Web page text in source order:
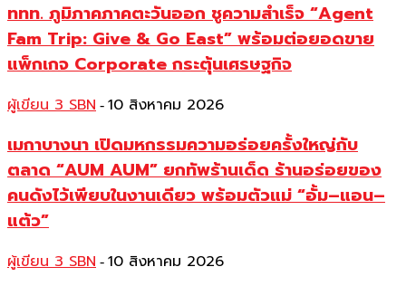
ททท. ภูมิภาคภาคตะวันออก ชูความสำเร็จ “Agent
Fam Trip: Give & Go East” พร้อมต่อยอดขาย
แพ็กเกจ Corporate กระตุ้นเศรษฐกิจ
ผู้เขียน 3 SBN - 10 สิงหาคม 2026
เมกาบางนา เปิดมหกรรมความอร่อยครั้งใหญ่กับ
ตลาด “AUM AUM” ยกทัพร้านเด็ด ร้านอร่อยของ
คนดังไว้เพียบในงานเดียว พร้อมตัวแม่ “อั้ม–แอน–
แต้ว”
ผู้เขียน 3 SBN - 10 สิงหาคม 2026